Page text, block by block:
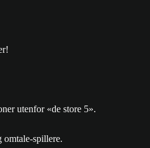
utenfor «de store 5».
omtale-spillere.